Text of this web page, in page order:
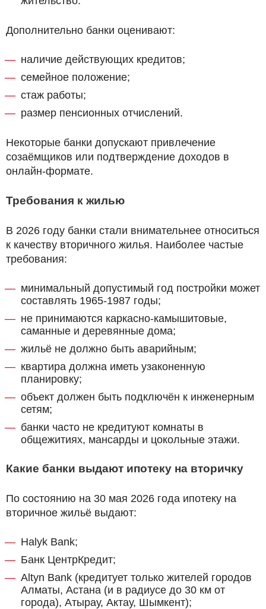
Дополнительно банки оценивают:
наличие действующих кредитов;
семейное положение;
стаж работы;
размер пенсионных отчислений.
Некоторые банки допускают привлечение
созаёмщиков или подтверждение доходов в
онлайн-формате.
Требования к жилью
В 2026 году банки стали внимательнее относиться
к качеству вторичного жилья. Наиболее частые
требования:
минимальный допустимый год постройки может
составлять 1965-1987 годы;
не принимаются каркасно-камышитовые,
саманные и деревянные дома;
жильё не должно быть аварийным;
квартира должна иметь узаконенную
планировку;
объект должен быть подключён к инженерным
сетям;
банки часто не кредитуют комнаты в
общежитиях, мансарды и цокольные этажи.
Какие банки выдают ипотеку на вторичку
По состоянию на 30 мая 2026 года ипотеку на
вторичное жильё выдают:
Halyk Bank;
Банк ЦентрКредит;
Altyn Bank (кредитует только жителей городов
Алматы, Астана (и в радиусе до 30 км от
города), Атырау, Актау, Шымкент);